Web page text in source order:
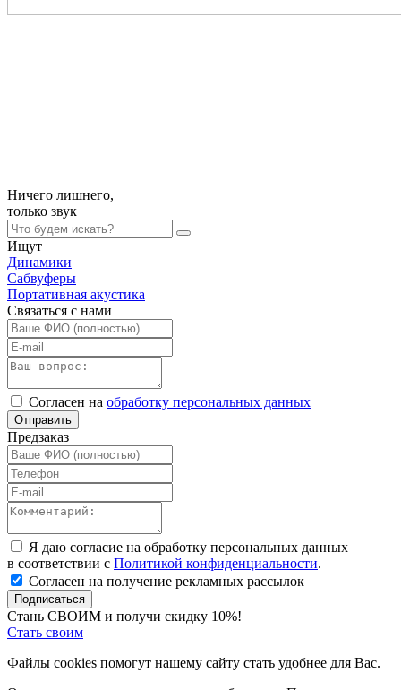
Ничего лишнего,
только звук
Ищут
Динамики
Сабвуферы
Портативная акустика
Связаться с нами
Согласен на обработку персональных данных
Отправить
Предзаказ
Я даю согласие на обработку персональных данных
в соответствии с Политикой конфиденциальности.
Согласен на получение рекламных рассылок
Подписаться
Стань СВОИМ и получи скидку 10%!
Стать своим
Файлы cookies помогут нашему сайту стать удобнее для Вас.